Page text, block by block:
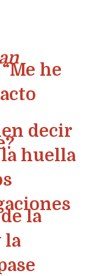
he
decir
huella
la
la